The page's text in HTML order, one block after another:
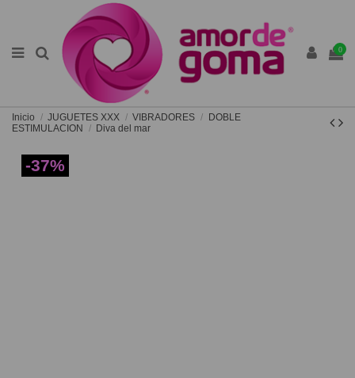
0
Inicio JUGUETES XXX VIBRADORES
DOBLE
ESTIMULACION
Diva del mar
-37%